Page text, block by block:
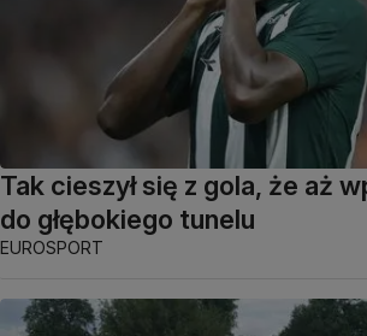
Tak cieszył się z gola, że aż
do głębokiego tunelu
EUROSPORT